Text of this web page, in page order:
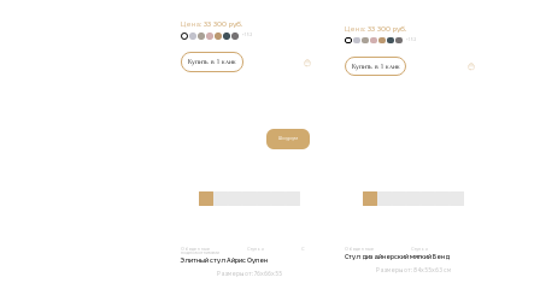
Цена: 33 300 руб.
+152
Купить в 1 клик
Цена:33 300 руб.
+152
Купить в 1 клик
Шоурум
Обеденные Стулья
подлокотниками
Элитный стул Айрис Оупен
Размеры от:76х66х55
Обеденные Стулья
Стул дизайнерский мягкий Бенд
Размеры от: 84х55х63 см